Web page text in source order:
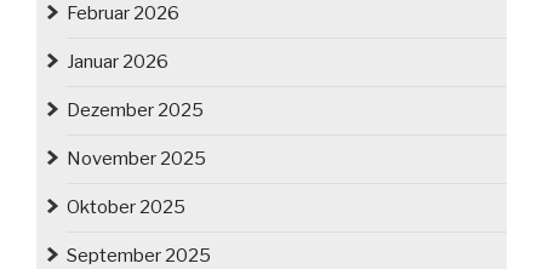
Februar 2026
Januar 2026
Dezember 2025
November 2025
Oktober 2025
September 2025